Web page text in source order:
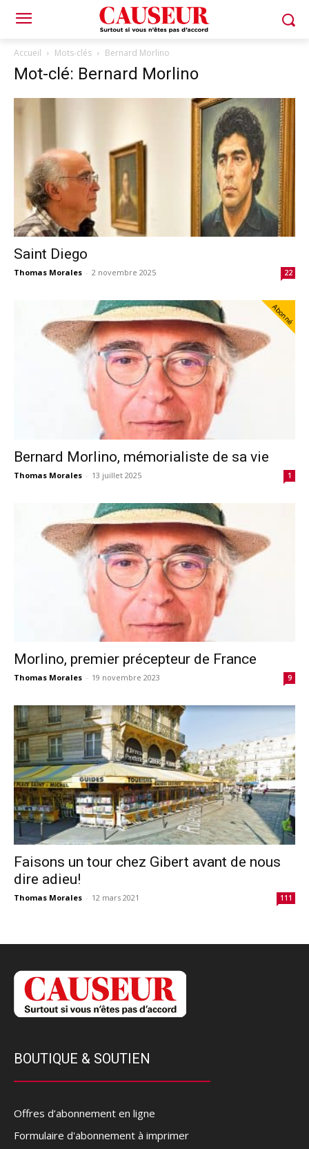
Accueil Mots-clés Bernard Morlino
Mot-clé: Bernard Morlino
Saint Diego
Thomas Morales - 2 novembre 2025 22
Abonné
Bernard Morlino, mémorialiste de sa vie
Thomas Morales - 13 juillet 2025 1
Morlino, premier précepteur de France
Thomas Morales - 19 novembre 2023 9
Faisons un tour chez Gibert avant de nous
dire adieu!
Thomas Morales - 12 mars 2021 111
BOUTIQUE & SOUTIEN
Offres d’abonnement en ligne
Formulaire d'abonnement à imprimer